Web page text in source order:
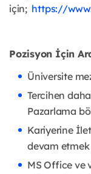
için; https://
Pozisyon İçin
Üniversite
Tercihen
Pazarlama
Kariyerine
devam
MS Office ve